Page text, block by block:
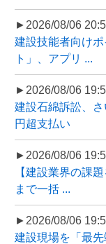
►2026/08/06
建設技能者向け
ト」、アプリ ...
►2026/08/06
建設石綿訴訟、
円超支払い
►2026/08/06
【建設業界の課
まで一括 ...
►2026/08/06
建設現場を「最